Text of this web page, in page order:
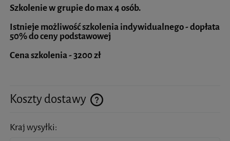
Szkolenie w grupie do max 4 osób.
Istnieje możliwość szkolenia indywidualnego - dopłata
50% do ceny podstawowej
Cena szkolenia - 3200 zł
Koszty dostawy
Cena nie zawiera ewentualnych kosztów płatności
Kraj wysyłki: